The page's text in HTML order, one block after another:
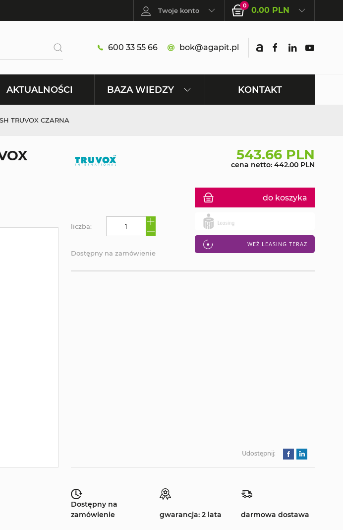
Twoje konto
0 0.00 PLN
600 33 55 66 bok@agapit.pl
AKTUALNOŚCI BAZA WIEDZY KONTAKT
TRUVOX CZARNA
543.66 PLN
cena netto: 442.00 PLN
do koszyka
WEŹ LEASING TERAZ
liczba:
Dostępny na zamówienie
Udostępnij:
Dostępny na
zamówienie
gwarancja: 2 lata darmowa dostawa